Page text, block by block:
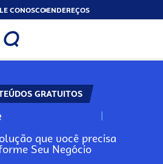
CONOSCOENDEREÇOS
GRATUITOS
N
que você precisa
Seu Negócio